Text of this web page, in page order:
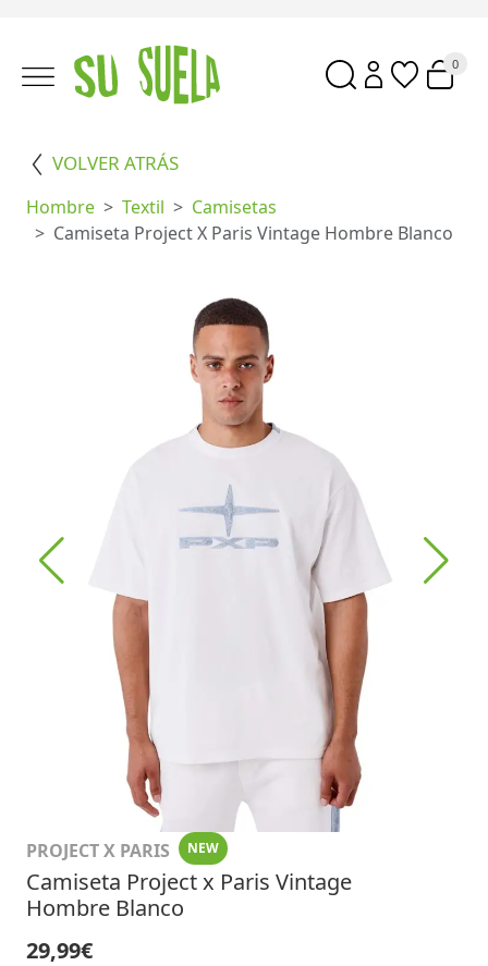
0
VOLVER ATRÁS
Hombre Textil
Camisetas
Camiseta Project X Paris Vintage Hombre Blanco
PROJECT X PARIS NEW
Camiseta Project x Paris Vintage
Hombre Blanco
29,99€